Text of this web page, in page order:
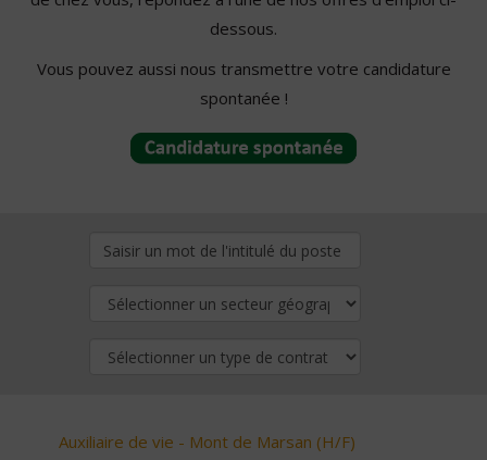
dessous.
Vous pouvez aussi nous transmettre votre candidature
spontanée !
Auxiliaire de vie - Mont de Marsan (H/F)